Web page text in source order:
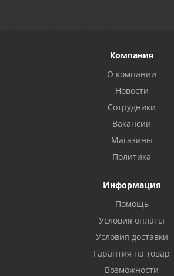
Компания
О компании
Новости
Сотрудники
Вакансии
Магазины
Политика
Информация
Помощь
Условия оплаты
Условия доставки
Гарантия на товар
Возможности